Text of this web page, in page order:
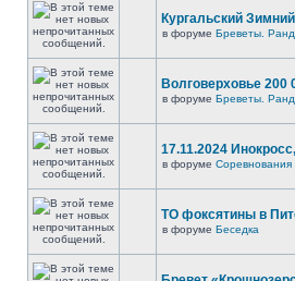
Кургальский
в форуме Бреветы.
Волговерховье 200
в форуме Бреветы.
17.11.2024
в форуме
ТО фоксятины в
в форуме Беседка